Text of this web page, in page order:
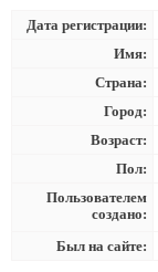
Дата регистрации:
Имя:
Страна:
Город:
Возраст:
Пол:
Пользователем
создано:
Был на сайте: